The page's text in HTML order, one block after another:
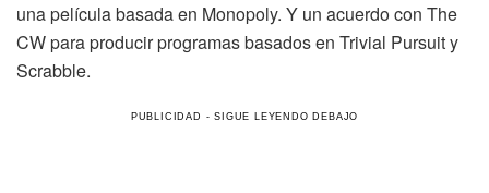
una película basada en Monopoly. Y un acuerdo con The
CW para producir programas basados ​​en Trivial Pursuit y
Scrabble.